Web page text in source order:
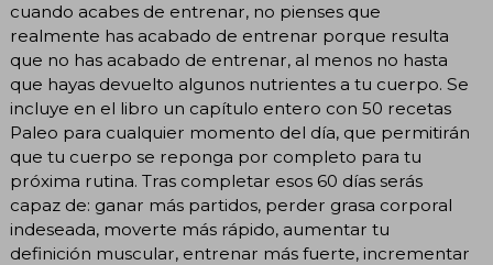
cuando acabes de entrenar, no pienses que
realmente has acabado de entrenar porque resulta
que no has acabado de entrenar, al menos no hasta
que hayas devuelto algunos nutrientes a tu cuerpo. Se
incluye en el libro un capítulo entero con 50 recetas
Paleo para cualquier momento del día, que permitirán
que tu cuerpo se reponga por completo para tu
próxima rutina. Tras completar esos 60 días serás
capaz de: ganar más partidos, perder grasa corporal
indeseada, moverte más rápido, aumentar tu
definición muscular, entrenar más fuerte, incrementar